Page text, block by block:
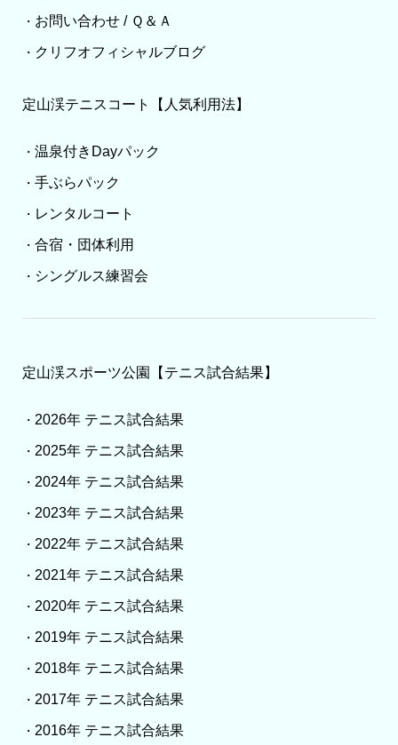
・ お問い合わせ / Ｑ＆Ａ
・ クリフオフィシャルブログ
定山渓テニスコート【人気利用法】
・ 温泉付きDayパック
・ 手ぶらパック
・ レンタルコート
・ 合宿・団体利用
・ シングルス練習会
定山渓スポーツ公園【テニス試合結果】
・ 2026年 テニス試合結果
・ 2025年 テニス試合結果
・ 2024年 テニス試合結果
・ 2023年 テニス試合結果
・ 2022年 テニス試合結果
・ 2021年 テニス試合結果
・ 2020年 テニス試合結果
・ 2019年 テニス試合結果
・ 2018年 テニス試合結果
・ 2017年 テニス試合結果
・ 2016年 テニス試合結果